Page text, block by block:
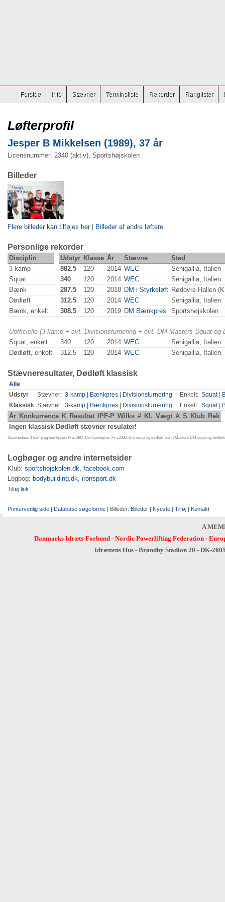
Forside Info Stævner Terminsliste Rekorder Ranglister
Løfterprofil
Jesper B Mikkelsen (1989), 37 år
Licensnummer: 2340 (aktiv), Sportshøjskolen
Billeder
Flere billeder kan tilføjes her| Billeder af andre løftere
Personlige rekorder
Disciplin Udstyr Klasse År Stævne
Sted
3-kamp
882.5 120 2014 WEC
Senigallia, Italien
Squat
340 120 2014 WEC
Senigallia, Italien
Bænk
287.5 120 2018 DM i Styrkeløft Rødovre Hallen
Dødløft
312.5 120 2014 WEC
Senigallia, Italien
Bænk, enkelt
308.5 120 2019 DM Bænkpres Sportshøjskolen
Uofficielle (3-kamp + evt. Divisionsturnering + evt. DM Masters Squat
Squat, enkelt
340 120 2014 WEC
Senigallia, Italien
Dødløft, enkelt
312.5 120 2014 WEC Senigallia, Italien
Stævneresultater, Dødløft klassisk
Alle
Udstyr
Stævner: 3-kamp Bænkpres Divisionsturnering Enkelt: Squat|
Klassisk Stævner: 3-kamp Bænkpres Divisionsturnering Enkelt: Squat|
År Konkurrence K Resultat IPF-P Wilks # Kl. Vægt A S Klub Rek
Ingen klassisk Dødløft stævner resulater!
Stævnedata: 3-kamp og bænkpres: Fra 1997. Div. bænkpres: Fra 2000. Div. squat og dødløft, samt Masters DM squat og
Logbøger og andre internetsider
Klub: sportshojskolen.dk, facebook.com
Logbog: bodybuilding.dk, ironsport.dk
Tilføj link
Printervenlig side | Database søgeforme | Billeder: Billeder | Nyeste | Tilføj | Kontakt
A
Danmarks Idræts-Forbund- Nordic Powerlifting Federation-
Idrættens Hus - Brøndby Stadion 20 - DK-